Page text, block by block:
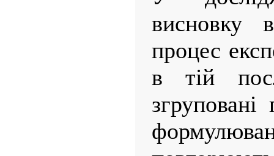
висновку
процес
в тій